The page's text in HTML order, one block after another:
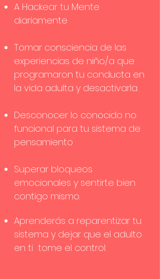
A Hackear tu Mente
diariamente
Tomar consciencia de las
experiencias de niño/a que
programaron tu conducta en
la vida adulta y desactivarla.
Desconocer lo conocido no
funcional para tu sistema de
pensamiento
Superar bloqueos
emocionales y sentirte bien
contigo mismo.
Aprenderás a reparentizar tu
sistema y dejar que el adulto
en ti tome el control